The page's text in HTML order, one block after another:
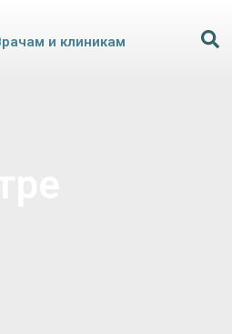
и клиникам